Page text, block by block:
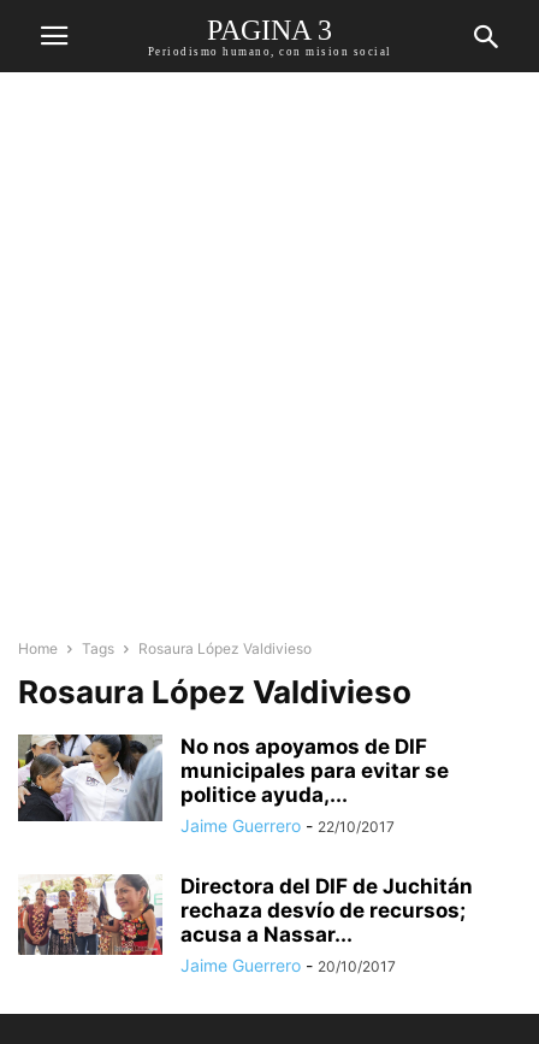
PAGINA 3
Periodismo humano, con mision social
Home Tags Rosaura López Valdivieso
Rosaura López Valdivieso
No nos apoyamos de DIF
municipales para evitar se
politice ayuda,...
Jaime Guerrero - 22/10/2017
Directora del DIF de Juchitán
rechaza desvío de recursos;
acusa a Nassar...
Jaime Guerrero - 20/10/2017